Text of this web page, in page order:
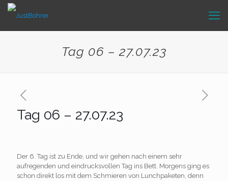
Tag 06 – 27.07.23
Tag 06 – 27.07.23
Der 6. Tag ist zu Ende, und wir gehen nach einem sehr
aufregenden und eindrucksvollen Tag ins Bett. Morgens ging es
schon direkt los mit dem Schmieren von Lunchpaketen, denn